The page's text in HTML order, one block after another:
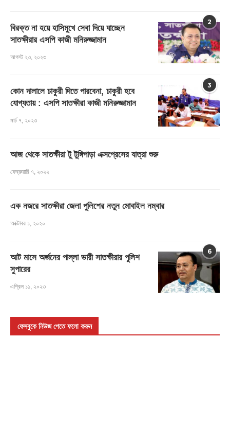
2
বিরক্ত না হয়ে হাসিমুখে সেবা দিয়ে যাচ্ছেন
সাতক্ষীরার এসপি কাজী মনিরুজ্জামান
আগস্ট ২৩, ২০২৩
3
কোন দালালে চাকুরী দিতে পারবেনা, চাকুরী হবে
যোগ্যতায় : এসপি সাতক্ষীরা কাজী মনিরুজ্জামান
মার্চ ৭, ২০২৩
আজ থেকে সাতক্ষীরা টু টুঙ্গিপাড়া এক্সপ্রেসের যাত্রা শুরু
ফেব্রুয়ারি ৭, ২০২২
এক নজরে সাতক্ষীরা জেলা পুলিশের নতুন মোবাইল নম্বার
অক্টোবর ১, ২০২০
6
আট মাসে অর্জনের পাল্লা ভারী সাতক্ষীরার পুলিশ
সুপারের
এপ্রিল ১১, ২০২৩
ফেসবুকে নিউজ পেতে ফলো করুন